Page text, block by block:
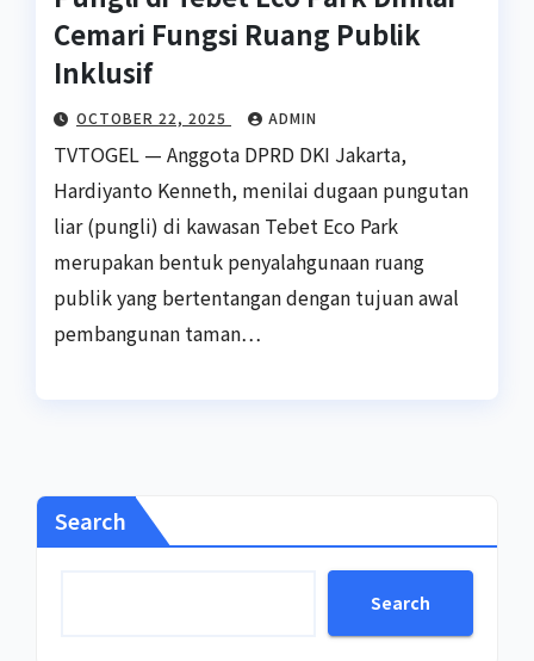
Cemari Fungsi Ruang Publik
Inklusif
OCTOBER 22, 2025 ADMIN
TVTOGEL — Anggota DPRD DKI Jakarta,
Hardiyanto Kenneth, menilai dugaan pungutan
liar (pungli) di kawasan Tebet Eco Park
merupakan bentuk penyalahgunaan ruang
publik yang bertentangan dengan tujuan awal
pembangunan taman…
Search
Search